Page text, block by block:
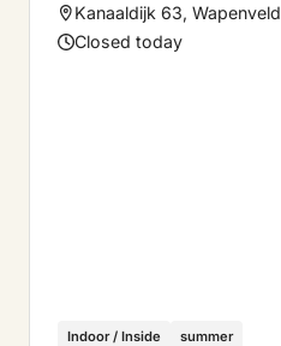
Kanaaldijk 63, Wapenveld
Closed today
Indoor / Inside summer